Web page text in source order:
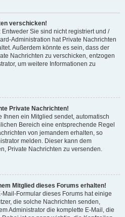
verschicken!
Sie sind nicht registriert und /
Administration hat Private Nachrichten
Außerdem könnte es sein, dass der
Nachrichten zu verschicken, entzogen
um weitere Informationen zu
Private Nachrichten!
ein Mitglied sendet, automatisch
Bereich eine entsprechende Regel
von jemandem erhalten, so
melden. Dieser kann dem
Private Nachrichten zu versenden.
Mitglied dieses Forums erhalten!
Mail-Formular dieses Forums hat einige
die solche Nachrichten senden,
Administrator die komplette E-Mail, die